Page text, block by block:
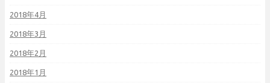
2018年4月
2018年3月
2018年2月
2018年1月